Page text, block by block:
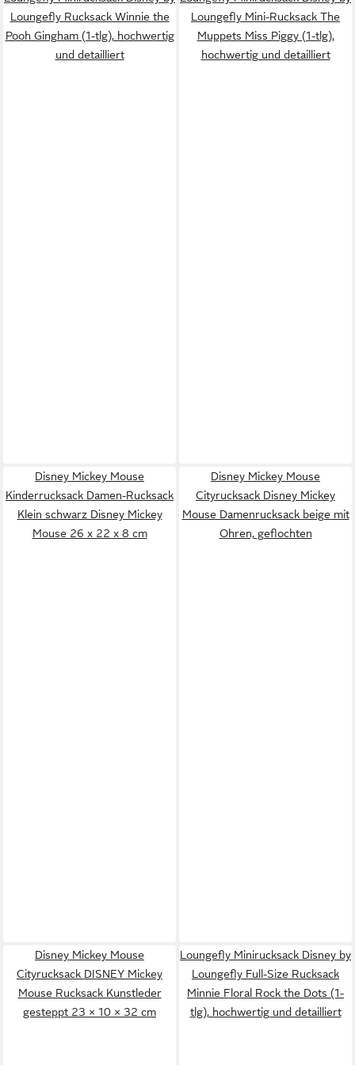
Loungefly Rucksack Winnie the
Pooh Gingham (1-tlg), hochwertig
und detailliert
Loungefly Mini-Rucksack The
Muppets Miss Piggy (1-tlg),
hochwertig und detailliert
Disney Mickey Mouse
Kinderrucksack Damen-Rucksack
Klein schwarz Disney Mickey
Mouse 26 x 22 x 8 cm
Disney Mickey Mouse
Cityrucksack Disney Mickey
Mouse Damenrucksack beige mit
Ohren, geflochten
Disney Mickey Mouse
Cityrucksack DISNEY Mickey
Mouse Rucksack Kunstleder
gesteppt 23 × 10 × 32 cm
Loungefly Minirucksack Disney by
Loungefly Full-Size Rucksack
Minnie Floral Rock the Dots (1-
tlg), hochwertig und detailliert